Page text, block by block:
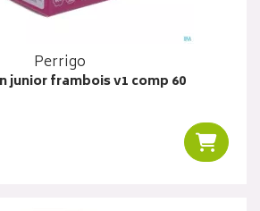
Perrigo
junior frambois v1 comp 60